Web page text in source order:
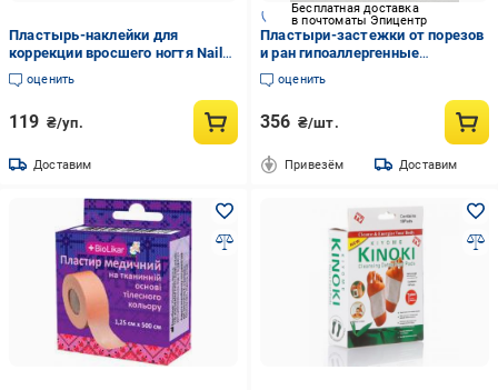
Пластырь-наклейки для
коррекции вросшего ногтя Nail
Patches 16 шт. (29360)
оценить
119 ₴/уп.
Доставим
Бесплатная доставка
в почтоматы Эпицентр
Пластыри-застежки от порезов
и ран гипоаллергенные
стерильные 7х1,2 см (29262)
оценить
356 ₴/шт.
Привезём Доставим